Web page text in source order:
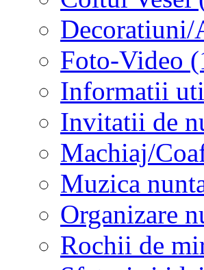
Decoratiuni/
Foto-Video
Informatii
Invitatii de
Machiaj/
Muzica
Organizare
Rochii de